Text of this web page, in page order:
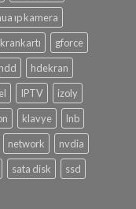
ıp kamera
gforce
hdd
hdekran
IPTV
izoly
klavye
lnb
network
nvdia
sata disk
ssd